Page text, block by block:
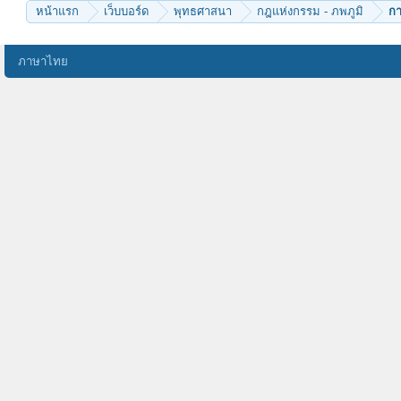
หน้าแรก เว็บบอร์ด พุทธศาสนา กฎแห่งกรรม - ภพภูมิ ก
ภาษาไทย